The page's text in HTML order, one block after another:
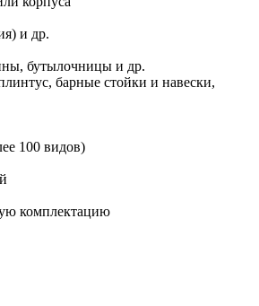
и др.
бутылочницы и др.
барные стойки и навески,
100 видов)
комплектацию